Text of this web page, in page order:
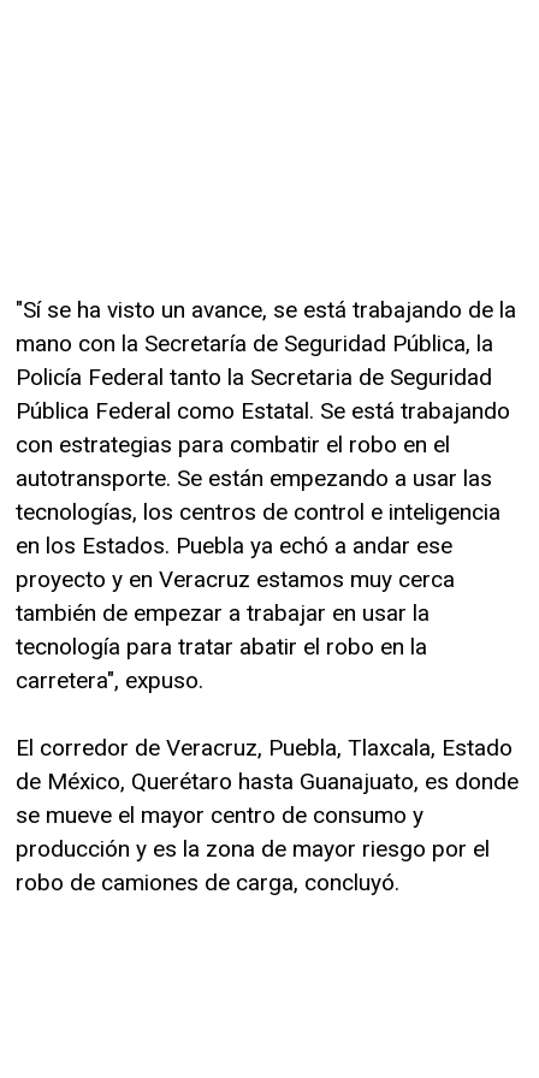
"Sí se ha visto un avance, se está trabajando de la
mano con la Secretaría de Seguridad Pública, la
Policía Federal tanto la Secretaria de Seguridad
Pública Federal como Estatal. Se está trabajando
con estrategias para combatir el robo en el
autotransporte. Se están empezando a usar las
tecnologías, los centros de control e inteligencia
en los Estados. Puebla ya echó a andar ese
proyecto y en Veracruz estamos muy cerca
también de empezar a trabajar en usar la
tecnología para tratar abatir el robo en la
carretera", expuso.
El corredor de Veracruz, Puebla, Tlaxcala, Estado
de México, Querétaro hasta Guanajuato, es donde
se mueve el mayor centro de consumo y
producción y es la zona de mayor riesgo por el
robo de camiones de carga, concluyó.